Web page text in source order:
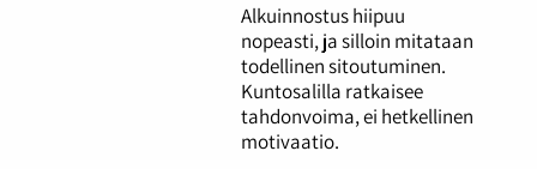
Alkuinnostus hiipuu
nopeasti, ja silloin mitataan
todellinen sitoutuminen.
Kuntosalilla ratkaisee
tahdonvoima, ei hetkellinen
motivaatio.